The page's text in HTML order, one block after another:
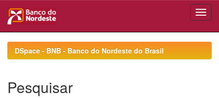
navigationDSpace - BNB - Banco do Nordeste do Brasil
Pesquisar